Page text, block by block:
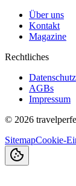
Über uns
Kontakt
Magazine
Rechtliches
Datenschutz
AGBs
Impressum
© 2026
SitemapCookie-